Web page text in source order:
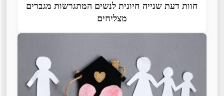
חוות דעת שנייה חיונית לנשים המתגרשות מגברים
מצליחים